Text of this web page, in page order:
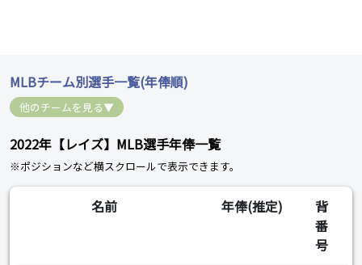
MLBチーム別選手一覧(年俸順)
他のチームを見る▼
2022年【レイズ】MLB選手年俸一覧
※ポジションなど横スクロールで表示できます。
名前 年俸(推定)
背
番
号